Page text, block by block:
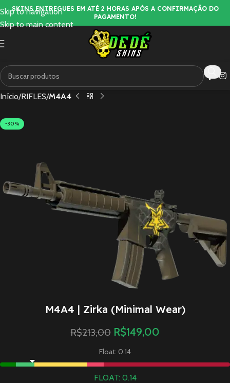
Skip to navigation
Skip to main content
SKINS ENTREGUES EM ATÉ 2 HORAS APÓS A CONFIRMAÇÃO DO
PAGAMENTO!
Início RIFLES M4A4
-30%
M4A4 | Zirka (Minimal Wear)
R$213,00 R$149,00
Float: 0.14
FLOAT: 0.14